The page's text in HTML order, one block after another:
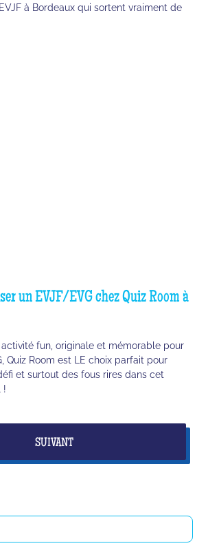
à Bordeaux qui sortent vraiment de
un EVJF/EVG chez Quiz Room à
fun, originale et mémorable pour
Quiz Room est LE choix parfait pour
et surtout des fous rires dans cet
!
SUIVANT